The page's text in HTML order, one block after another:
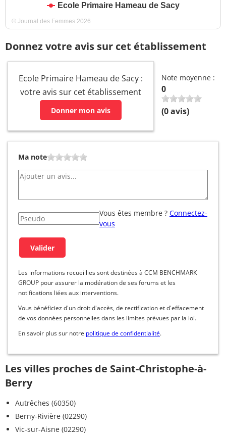
Ecole Primaire Hameau de Sacy
© Journal des Femmes 2026
Donnez votre avis sur cet établissement
Ecole Primaire Hameau de Sacy :
votre avis sur cet établissement
Donner mon avis
Note moyenne :
0
(0avis)
Ma note
Vous êtes membre ? Connectez-
vous
Les informations recueillies sont destinées à CCM BENCHMARK
GROUP pour assurer la modération de ses forums et les
notifications liées aux interventions.
Vous bénéficiez d'un droit d'accès, de rectification et d'effacement
de vos données personnelles dans les limites prévues par la loi.
En savoir plus sur notre politique de confidentialité.
Les villes proches de Saint-Christophe-à-
Berry
Autrêches (60350)
Berny-Rivière (02290)
Vic-sur-Aisne (02290)